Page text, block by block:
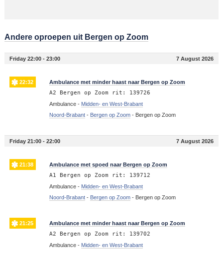
Andere oproepen uit Bergen op Zoom
Friday 22:00 - 23:00 7 August 2026
22:32 Ambulance met minder haast naar Bergen op Zoom
A2 Bergen op Zoom rit: 139726
Ambulance - Midden- en West-Brabant
Noord-Brabant- Bergen op Zoom- Bergen op Zoom
Friday 21:00 - 22:00 7 August 2026
21:38 Ambulance met spoed naar Bergen op Zoom
A1 Bergen op Zoom rit: 139712
Ambulance - Midden- en West-Brabant
Noord-Brabant- Bergen op Zoom- Bergen op Zoom
21:25 Ambulance met minder haast naar Bergen op Zoom
A2 Bergen op Zoom rit: 139702
Ambulance - Midden- en West-Brabant